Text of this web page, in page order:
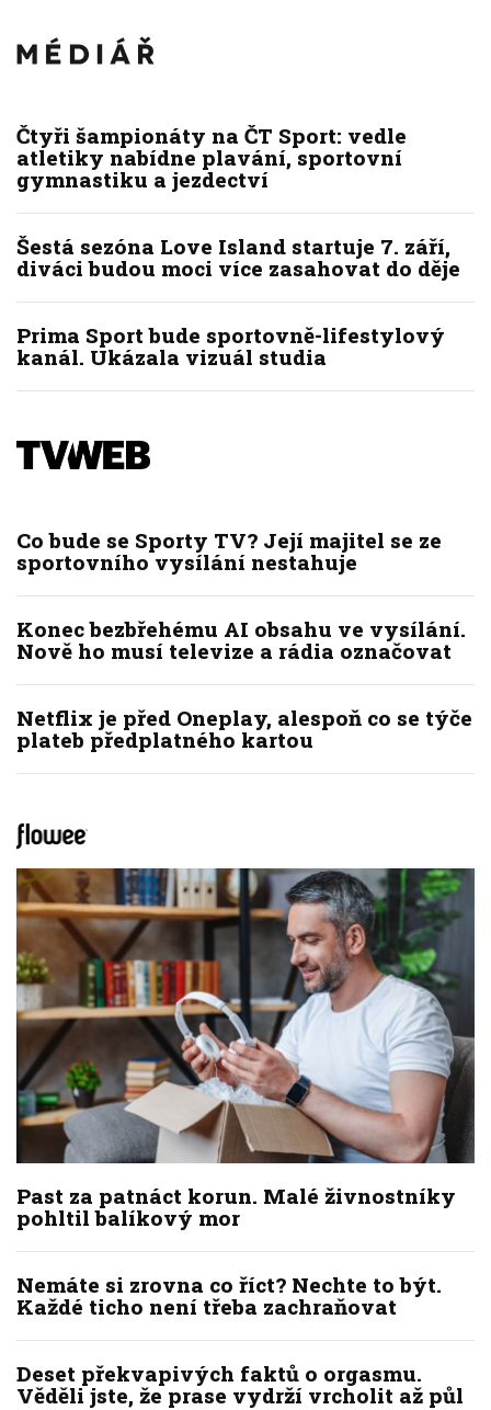
Čtyři šampionáty na ČT Sport: vedle
atletiky nabídne plavání, sportovní
gymnastiku a jezdectví
Šestá sezóna Love Island startuje 7. září,
diváci budou moci více zasahovat do děje
Prima Sport bude sportovně-lifestylový
kanál. Ukázala vizuál studia
Co bude se Sporty TV? Její majitel se ze
sportovního vysílání nestahuje
Konec bezbřehému AI obsahu ve vysílání.
Nově ho musí televize a rádia označovat
Netflix je před Oneplay, alespoň co se týče
plateb předplatného kartou
Past za patnáct korun. Malé živnostníky
pohltil balíkový mor
Nemáte si zrovna co říct? Nechte to být.
Každé ticho není třeba zachraňovat
Deset překvapivých faktů o orgasmu.
Věděli jste, že prase vydrží vrcholit až půl